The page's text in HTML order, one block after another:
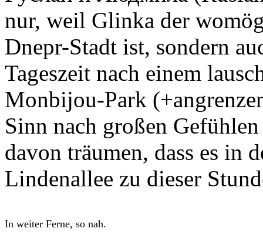
nur, weil Glinka der
Dnepr-Stadt ist, sondern
Tageszeit nach einem
Monbijou-Park
Sinn nach großen
davon träumen, dass es in
Lindenallee zu dieser
In weiter Ferne, so nah.